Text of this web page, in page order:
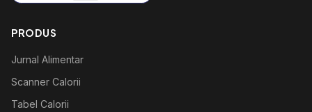
PRODUS
Jurnal Alimentar
Scanner Calorii
Tabel Calorii